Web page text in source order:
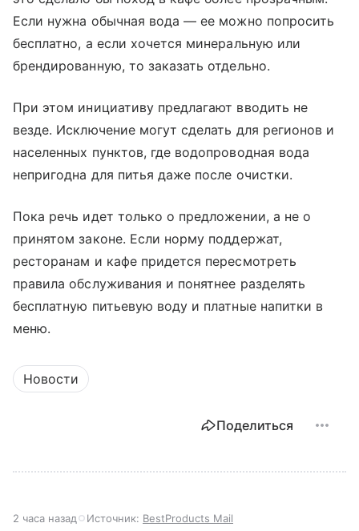
Если нужна обычная вода — ее можно попросить
бесплатно, а если хочется минеральную или
брендированную, то заказать отдельно.
При этом инициативу предлагают вводить не
везде. Исключение могут сделать для регионов и
населенных пунктов, где водопроводная вода
непригодна для питья даже после очистки.
Пока речь идет только о предложении, а не о
принятом законе. Если норму поддержат,
ресторанам и кафе придется пересмотреть
правила обслуживания и понятнее разделять
бесплатную питьевую воду и платные напитки в
меню.
Новости
Поделиться
2 часа назад Источник: BestProducts Mail